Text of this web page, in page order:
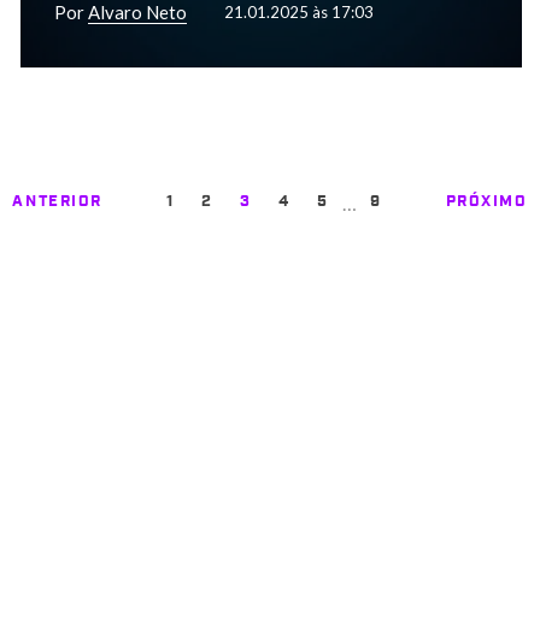
PorAlvaro Neto 21.01.2025 às 17:03
ANTERIOR 1 2 3 4 5 … 9 PRÓXIMO